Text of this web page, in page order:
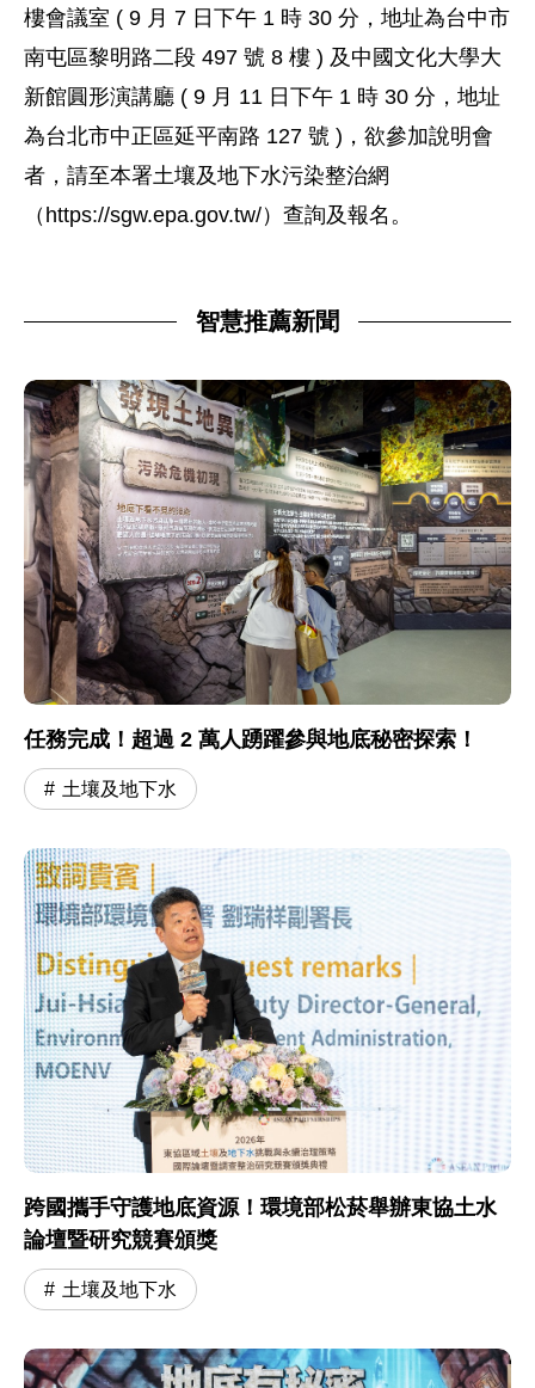
樓會議室 ( 9 月 7 日下午 1 時 30 分，地址為台中市
南屯區黎明路二段 497 號 8 樓 ) 及中國文化大學大
新館圓形演講廳 ( 9 月 11 日下午 1 時 30 分，地址
為台北市中正區延平南路 127 號 )，欲參加說明會
者，請至本署土壤及地下水污染整治網
（https://sgw.epa.gov.tw/）查詢及報名。
智慧推薦新聞
任務完成！超過 2 萬人踴躍參與地底秘密探索！
土壤及地下水
跨國攜手守護地底資源！環境部松菸舉辦東協土水
論壇暨研究競賽頒獎
土壤及地下水